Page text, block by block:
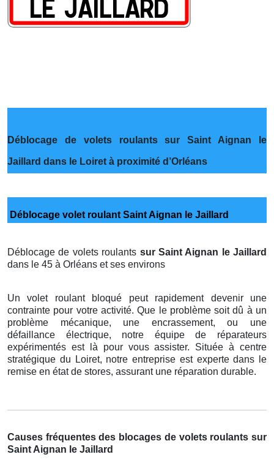
Déblocage de volets roulants sur Saint Aignan le
Jaillard dans le Loiret à proximité d’Orléans
Déblocage volet roulant Saint Aignan le Jaillard
Déblocage de volets roulants sur Saint Aignan le Jaillard
dans le 45 à Orléans et ses environs
Un volet roulant bloqué peut rapidement devenir une
contrainte pour votre activité. Que le problème soit dû à un
problème mécanique, une encrassement, ou une
défaillance électrique, notre équipe de réparateurs
expérimentés est là pour vous assister. Située à centre
stratégique du Loiret, notre entreprise est experte dans le
remise en état de stores, assurant une réparation durable.
Causes fréquentes des blocages de volets roulants sur
Saint Aignan le Jaillard